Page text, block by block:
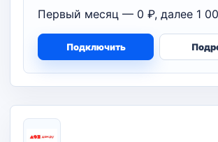
Первый месяц — 0 ₽, далее 1
Подключить